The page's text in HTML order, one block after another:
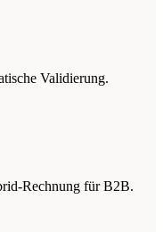
Validierung.
Rechnung für B2B.